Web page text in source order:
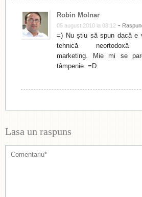
Robin Molnar
05 august 2010 la 08:12 -
=) Nu știu să spun dacă e
tehnică neortodoxă
marketing. Mie mi se
tâmpenie. =D
Lasa un raspuns